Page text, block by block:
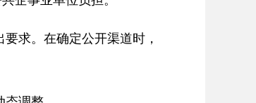
求。在确定公开渠道时，